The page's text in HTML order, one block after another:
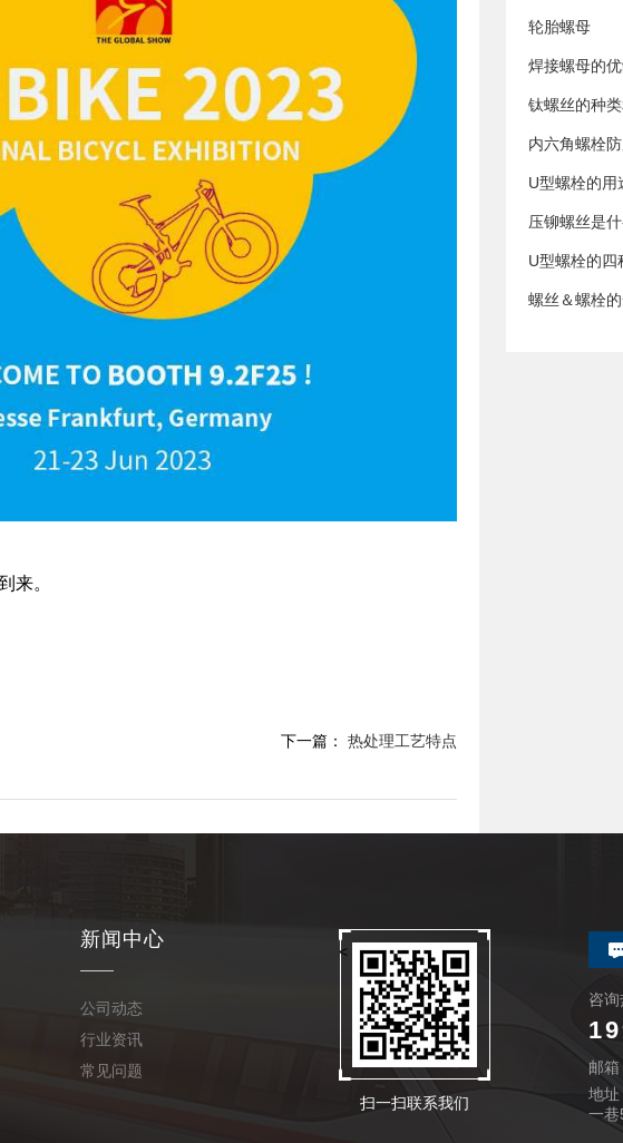
来。
下一篇： 热处理工艺特点
轮胎螺母
焊接螺母的
钛螺丝的种
内六角螺栓
U型螺栓的用
压铆螺丝是
U型螺栓的四
螺丝＆螺栓
新闻中心
公司动态
行业资讯
常见问题
扫一扫联系我们
<
咨询
邮
地址
一巷